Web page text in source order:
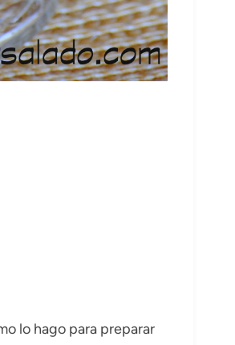
lo hago para preparar